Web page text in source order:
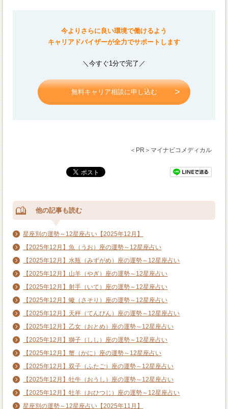
今よりさらに良い環境で働けるよう
キャリアドバイザーが全力でサポートします
＼今すぐ1分で完了／
無料キャリア相談に申し込む
＜PR＞マイナビコメディカル
他の記事も読む
星座別の運勢～12星座占い【2025年12月】
【2025年12月】魚（うお）座の運勢～12星座占い
【2025年12月】水瓶（みずがめ）座の運勢～12星座占い
【2025年12月】山羊（やぎ）座の運勢～12星座占い
【2025年12月】射手（いて）座の運勢～12星座占い
【2025年12月】蠍（さそり）座の運勢～12星座占い
【2025年12月】天秤（てんびん）座の運勢～12星座占い
【2025年12月】乙女（おとめ）座の運勢～12星座占い
【2025年12月】獅子（しし）座の運勢～12星座占い
【2025年12月】蟹（かに）座の運勢～12星座占い
【2025年12月】双子（ふたご）座の運勢～12星座占い
【2025年12月】牡牛（おうし）座の運勢～12星座占い
【2025年12月】牡羊（おひつじ）座の運勢～12星座占い
星座別の運勢～12星座占い【2025年11月】